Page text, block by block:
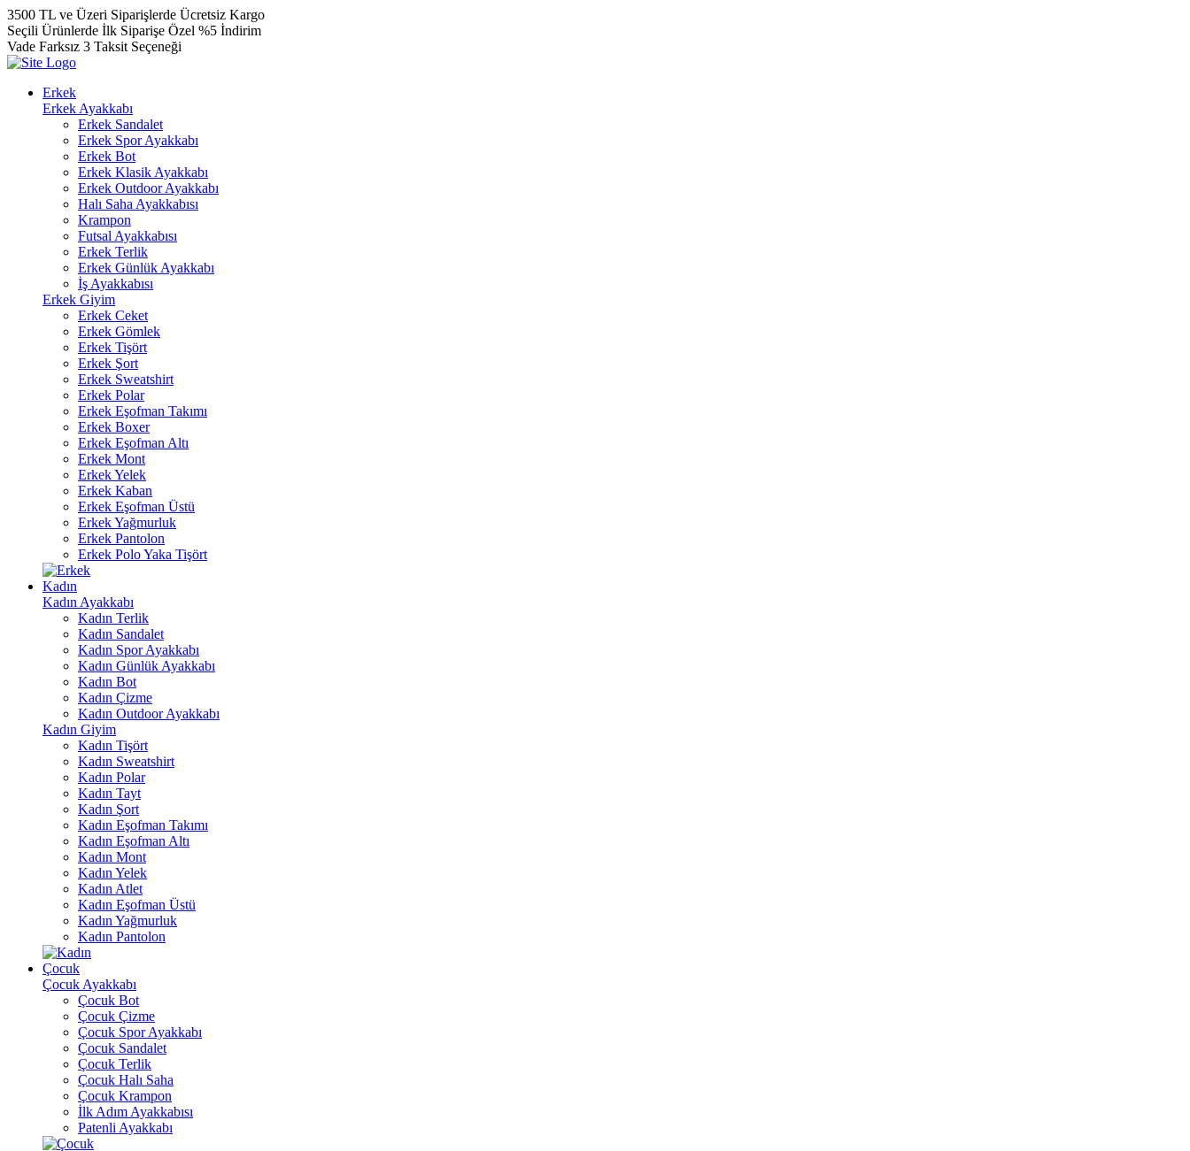
3500 TL ve Üzeri Siparişlerde Ücretsiz Kargo
Seçili Ürünlerde İlk Siparişe Özel %5 İndirim
Vade Farksız 3 Taksit Seçeneği
Erkek
Erkek Ayakkabı
Erkek Sandalet
Erkek Spor Ayakkabı
Erkek Bot
Erkek Klasik Ayakkabı
Erkek Outdoor Ayakkabı
Halı Saha Ayakkabısı
Krampon
Futsal Ayakkabısı
Erkek Terlik
Erkek Günlük Ayakkabı
İş Ayakkabısı
Erkek Giyim
Erkek Ceket
Erkek Gömlek
Erkek Tişört
Erkek Şort
Erkek Sweatshirt
Erkek Polar
Erkek Eşofman Takımı
Erkek Boxer
Erkek Eşofman Altı
Erkek Mont
Erkek Yelek
Erkek Kaban
Erkek Eşofman Üstü
Erkek Yağmurluk
Erkek Pantolon
Erkek Polo Yaka Tişört
Kadın
Kadın Ayakkabı
Kadın Terlik
Kadın Sandalet
Kadın Spor Ayakkabı
Kadın Günlük Ayakkabı
Kadın Bot
Kadın Çizme
Kadın Outdoor Ayakkabı
Kadın Giyim
Kadın Tişört
Kadın Sweatshirt
Kadın Polar
Kadın Tayt
Kadın Şort
Kadın Eşofman Takımı
Kadın Eşofman Altı
Kadın Mont
Kadın Yelek
Kadın Atlet
Kadın Eşofman Üstü
Kadın Yağmurluk
Kadın Pantolon
Çocuk
Çocuk Ayakkabı
Çocuk Bot
Çocuk Çizme
Çocuk Spor Ayakkabı
Çocuk Sandalet
Çocuk Terlik
Çocuk Halı Saha
Çocuk Krampon
İlk Adım Ayakkabısı
Patenli Ayakkabı